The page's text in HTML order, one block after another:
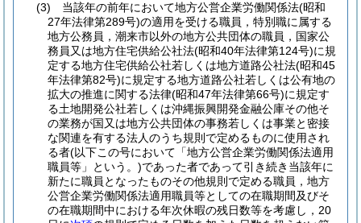
(3)
当該年の前年において地方公営企業労働関係法(昭和
27年法律第289号)の適用を受ける職員，特別職に属する
地方公務員，潮来市以外の地方公共団体の職員，国家公
務員又は地方住宅供給公社法(昭和40年法律第124号)に規
定する地方住宅供給公社若しくは地方道路公社法(昭和45
年法律第82号)に規定する地方道路公社若しくは公有地の
拡大の推進に関する法律(昭和47年法律第66号)に規定す
る土地開発公社若しくは沖縄振興開発金融公庫その他そ
の業務が国又は地方公共団体の事務若しくは事業と密接
な関連を有する法人のうち規則で定めるものに使用され
る者(以下この号において「地方公営企業労働関係法適用
職員等」という。)であった者であって引き続き当該年に
新たに職員となったものその他規則で定める職員，地方
公営企業労働関係法適用職員等としての在職期間及びそ
の在職期間中における年次休暇の残日数等を考慮し，20